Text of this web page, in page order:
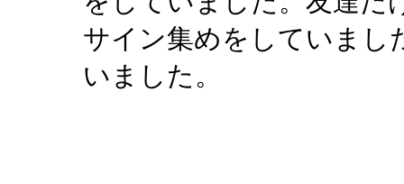
サイン集めをしていまし
いました。